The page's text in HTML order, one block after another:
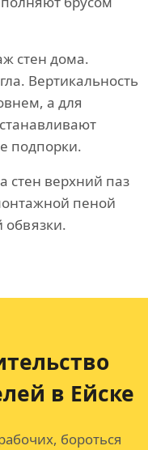
стен дома.
Вертикальность
а для
подпорки.
стен верхний паз
пеной
обвязки.
в Ейске
бороться